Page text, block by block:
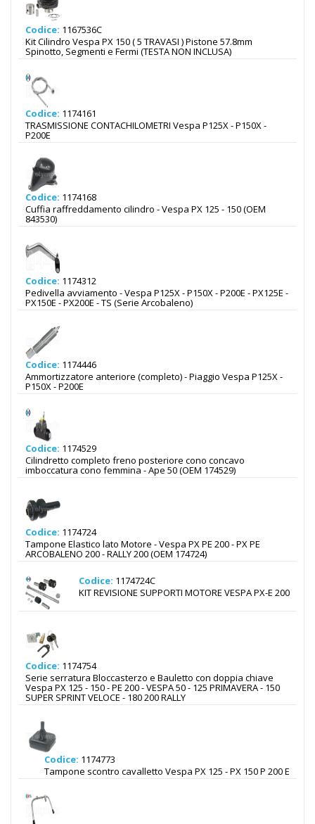
Codice: 1167536C
Kit Cilindro Vespa PX 150 ( 5 TRAVASI ) Pistone 57.8mm
Spinotto, Segmenti e Fermi (TESTA NON INCLUSA)
Codice: 1174161
TRASMISSIONE CONTACHILOMETRI Vespa P125X - P150X -
P200E
Codice: 1174168
Cuffia raffreddamento cilindro - Vespa PX 125 - 150 (OEM
843530)
Codice: 1174312
Pedivella avviamento - Vespa P125X - P150X - P200E - PX125E -
PX150E - PX200E - TS (Serie Arcobaleno)
Codice: 1174446
Ammortizzatore anteriore (completo) - Piaggio Vespa P125X -
P150X - P200E
Codice: 1174529
Cilindretto completo freno posteriore cono concavo
imboccatura cono femmina - Ape 50 (OEM 174529)
Codice: 1174724
Tampone Elastico lato Motore - Vespa PX PE 200 - PX PE
ARCOBALENO 200 - RALLY 200 (OEM 174724)
Codice: 1174724C
KIT REVISIONE SUPPORTI MOTORE VESPA PX-E 200
Codice: 1174754
Serie serratura Bloccasterzo e Bauletto con doppia chiave
Vespa PX 125 - 150 - PE 200 - VESPA 50 - 125 PRIMAVERA - 150
SUPER SPRINT VELOCE - 180 200 RALLY
Codice: 1174773
Tampone scontro cavalletto Vespa PX 125 - PX 150 P 200 E